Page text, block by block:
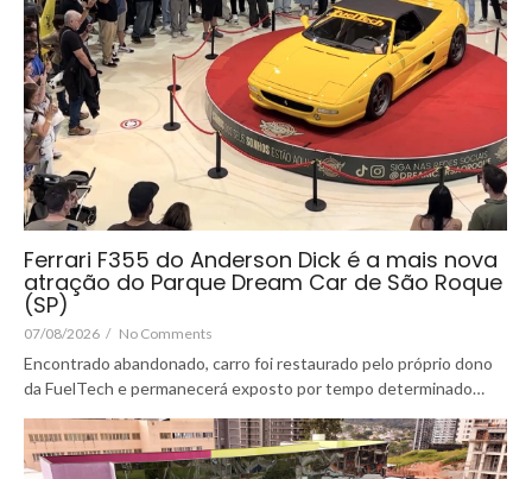
Ferrari F355 do Anderson Dick é a mais nova
atração do Parque Dream Car de São Roque
(SP)
07/08/2026 / No Comments
Encontrado abandonado, carro foi restaurado pelo próprio dono
da FuelTech e permanecerá exposto por tempo determinado…